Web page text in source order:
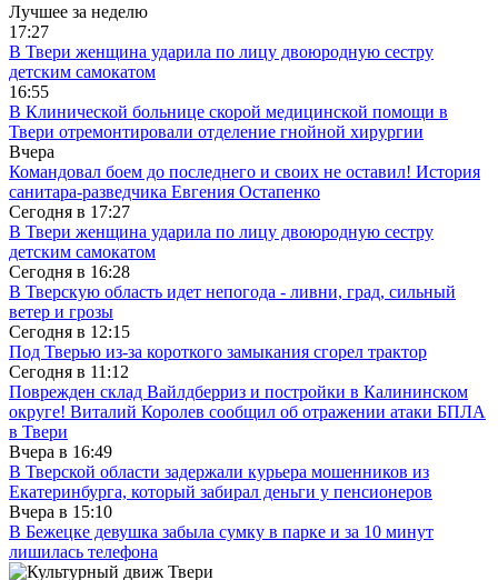
Лучшее за неделю
17:27
В Твери женщина ударила по лицу двоюродную сестру
детским самокатом
16:55
В Клинической больнице скорой медицинской помощи в
Твери отремонтировали отделение гнойной хирургии
Вчера
Командовал боем до последнего и своих не оставил! История
санитара-разведчика Евгения Остапенко
Сегодня в 17:27
В Твери женщина ударила по лицу двоюродную сестру
детским самокатом
Сегодня в 16:28
В Тверскую область идет непогода - ливни, град, сильный
ветер и грозы
Сегодня в 12:15
Под Тверью из-за короткого замыкания сгорел трактор
Сегодня в 11:12
Поврежден склад Вайлдберриз и постройки в Калининском
округе! Виталий Королев сообщил об отражении атаки БПЛА
в Твери
Вчера в 16:49
В Тверской области задержали курьера мошенников из
Екатеринбурга, который забирал деньги у пенсионеров
Вчера в 15:10
В Бежецке девушка забыла сумку в парке и за 10 минут
лишилась телефона